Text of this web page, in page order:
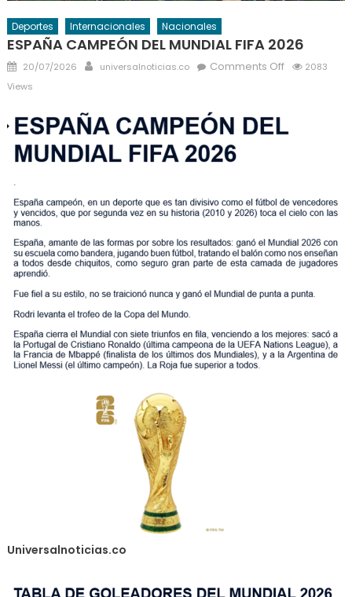
Deportes Internacionales Nacionales
ESPAÑA CAMPEÓN DEL MUNDIAL FIFA 2026
Posted
on
20/07/2026 Author
universalnoticias.co Comments Offon
MUNDIAL
2083
Views
Universalnoticias.co